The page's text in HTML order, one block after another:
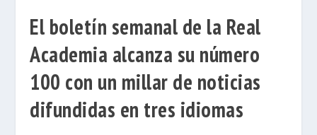
El boletín semanal de la Real
Academia alcanza su número
100 con un millar de noticias
difundidas en tres idiomas